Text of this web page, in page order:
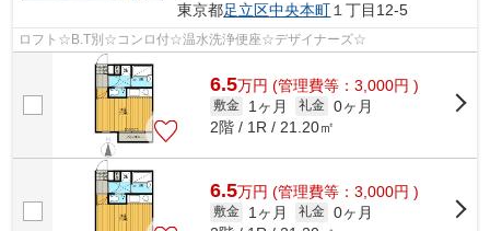
東京都足立区中央本町１丁目12-5
ロフト☆B.T別☆コンロ付☆温水洗浄便座☆デザイナーズ☆
6.5万円 (管理費等：3,000円 )
敷金 1ヶ月 礼金 0ヶ月
2階 / 1R / 21.20㎡
6.5万円 (管理費等：3,000円 )
敷金 1ヶ月 礼金 0ヶ月